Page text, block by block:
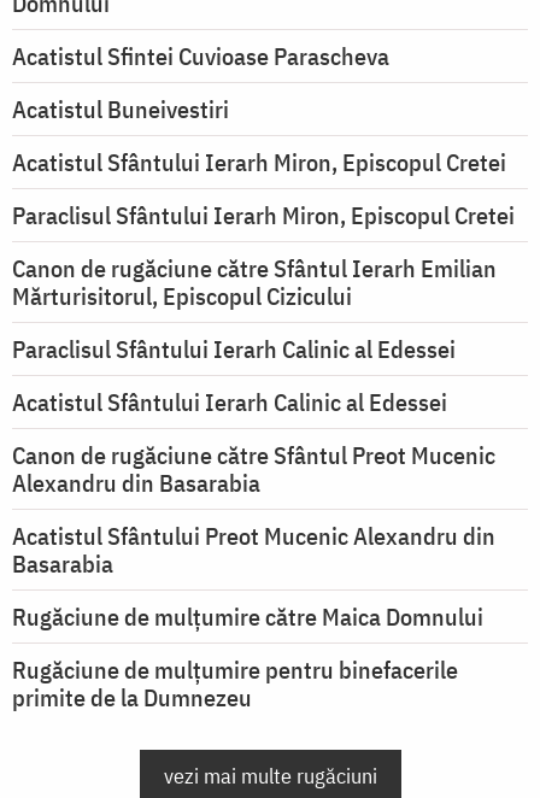
Acatistul Sfintei Cuvioase Parascheva
Acatistul Buneivestiri
Acatistul Sfântului Ierarh Miron, Episcopul Cretei
Paraclisul Sfântului Ierarh Miron, Episcopul Cretei
Canon de rugăciune către Sfântul Ierarh Emilian
Mărturisitorul, Episcopul Cizicului
Paraclisul Sfântului Ierarh Calinic al Edessei
Acatistul Sfântului Ierarh Calinic al Edessei
Canon de rugăciune către Sfântul Preot Mucenic
Alexandru din Basarabia
Acatistul Sfântului Preot Mucenic Alexandru din
Basarabia
Rugăciune de mulţumire către Maica Domnului
Rugăciune de mulțumire pentru binefacerile
primite de la Dumnezeu
vezi mai multe rugăciuni